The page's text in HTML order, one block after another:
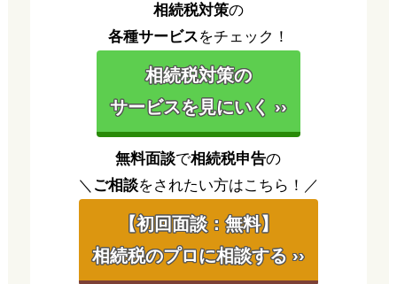
相続税対策の
各種サービスをチェック！
相続税対策の
サービスを見にいく ››
無料面談で相続税申告の
＼ ご相談をされたい方はこちら！／
【初回面談：無料】
相続税のプロに相談する ››